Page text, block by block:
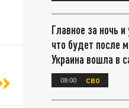
Главное за ночь
что будет после
Украина вошла в
08:00 СВО